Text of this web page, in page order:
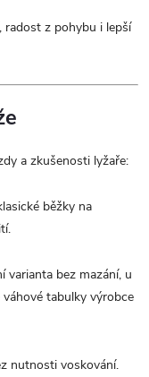
radost z pohybu i lepší
a zkušenosti lyžaře:
běžky na
varianta bez mazání, u
tabulky výrobce
nutnosti voskování.